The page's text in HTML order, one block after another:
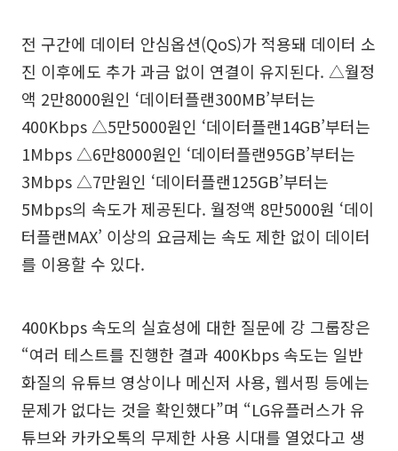
전 구간에 데이터 안심옵션(QoS)가 적용돼 데이터 소
진 이후에도 추가 과금 없이 연결이 유지된다. △월정
액 2만8000원인 ‘데이터플랜300MB’부터는
400Kbps △5만5000원인 ‘데이터플랜14GB’부터는
1Mbps △6만8000원인 ‘데이터플랜95GB’부터는
3Mbps △7만원인 ‘데이터플랜125GB’부터는
5Mbps의 속도가 제공된다. 월정액 8만5000원 ‘데이
터플랜MAX’ 이상의 요금제는 속도 제한 없이 데이터
를 이용할 수 있다.
400Kbps 속도의 실효성에 대한 질문에 강 그룹장은
“여러 테스트를 진행한 결과 400Kbps 속도는 일반
화질의 유튜브 영상이나 메신저 사용, 웹서핑 등에는
문제가 없다는 것을 확인했다”며 “LG유플러스가 유
튜브와 카카오톡의 무제한 사용 시대를 열었다고 생